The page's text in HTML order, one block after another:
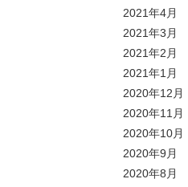
2021年4月
2021年3月
2021年2月
2021年1月
2020年12月
2020年11月
2020年10月
2020年9月
2020年8月